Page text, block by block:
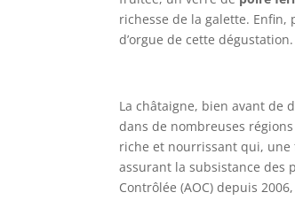
richesse de la galette.
d’orgue de cette dégustation.
La châtaigne, bien avant de
dans de nombreuses
riche et nourrissant qui,
assurant la subsistance des
Contrôlée (AOC) depuis